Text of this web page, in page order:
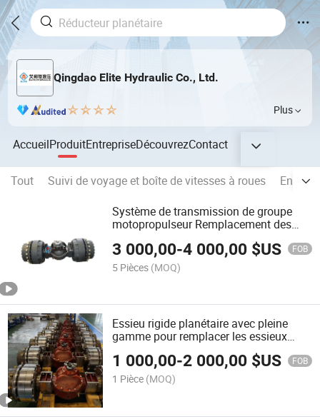
Qingdao Elite Hydraulic Co., Ltd.
Plus
AccueilProduitEntrepriseDécouvrezContact
Tout Suivi de voyage et boîte de vitesses à roues
Système de transmission de groupe
motopropulseur Remplacement des
3 000,00-4 000,00 $US FOB
5 Pièces (MOQ)
Essieu rigide planétaire avec pleine
gamme pour remplacer les essieux
1 000,00-2 000,00 $US FOB
1 Pièce (MOQ)